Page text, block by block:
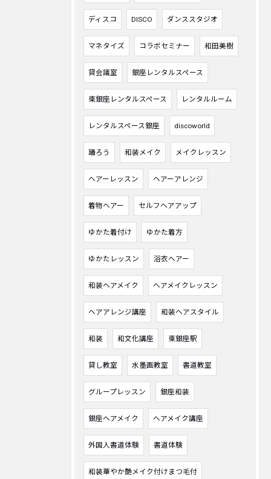
ディスコ DISCO ダンススタジオ
マネタイズ コラボセミナー 和田美樹
貸会議室 銀座レンタルスペース
東銀座レンタルスペース レンタルルーム
レンタルスペース銀座 discoworld
踊ろう 和装メイク メイクレッスン
ヘアーレッスン ヘアーアレンジ
着物ヘアー セルフヘアアップ
ゆかた着付け ゆかた着方
ゆかたレッスン 浴衣ヘアー
和装ヘアメイク ヘアメイクレッスン
ヘアアレンジ講座 和装ヘアスタイル
和装 和文化講座 東銀座駅
貸し教室 水墨画教室 書道教室
グループレッスン 銀座和装
銀座ヘアメイク ヘアメイク講座
外国人書道体験 書道体験
和装華やか艶メイク付けまつ毛付